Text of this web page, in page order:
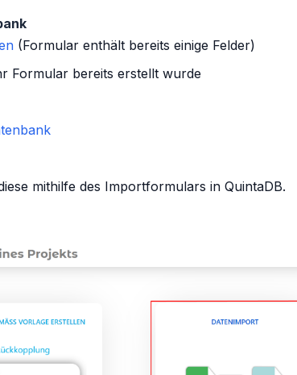
(Formular enthält bereits einige Felder)
Formular bereits erstellt wurde
mithilfe des Importformulars in QuintaDB.